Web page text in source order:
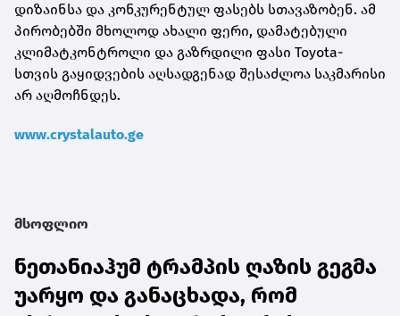
დიზაინსა და კონკურენტულ ფასებს სთავაზობენ. ამ
პირობებში მხოლოდ ახალი ფერი, დამატებული
კლიმატკონტროლი და გაზრდილი ფასი Toyota-
სთვის გაყიდვების აღსადგენად შესაძლოა საკმარისი
არ აღმოჩნდეს.
www.crystalauto.ge
მსოფლიო
ნეთანიაჰუმ ტრამპის ღაზის გეგმა
უარყო და განაცხადა, რომ